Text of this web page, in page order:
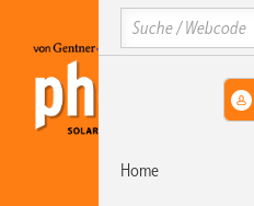
Hauptinhalt
Hauptmenü
SiteSearch
Search
Home